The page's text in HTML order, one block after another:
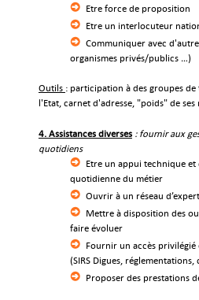
Etre force de proposition
Etre un interlocuteur
Communiquer avec
organismes privés/publics …)
Outils : participation à des groupes
l'Etat, carnet d'adresse, "poids" de
4. Assistances diverses: fournir aux
quotidiens
Etre un appui technique
quotidienne du métier
Ouvrir à un réseau
Mettre à disposition des
faire évoluer
Fournir un accès privilégié
(SIRS Digues, réglementations,
Proposer des prestations